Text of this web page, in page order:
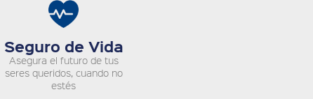
Seguro de Vida
Asegura el futuro de tus
seres queridos, cuando no
estés